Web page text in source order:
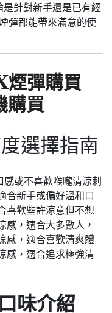
針對新手還是已有經
彈都能帶來滿意的使
彈購買
購買
選擇指南
或不喜歡喉嚨清涼刺
合新手或偏好溫和口
喜歡些許涼意但不想
感，適合大多數人，
感，適合喜歡清爽體
感，適合追求極強清
味介紹